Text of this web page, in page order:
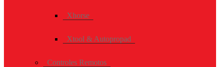
Xhorse
Xtool & Autopropad
Controles Remotos